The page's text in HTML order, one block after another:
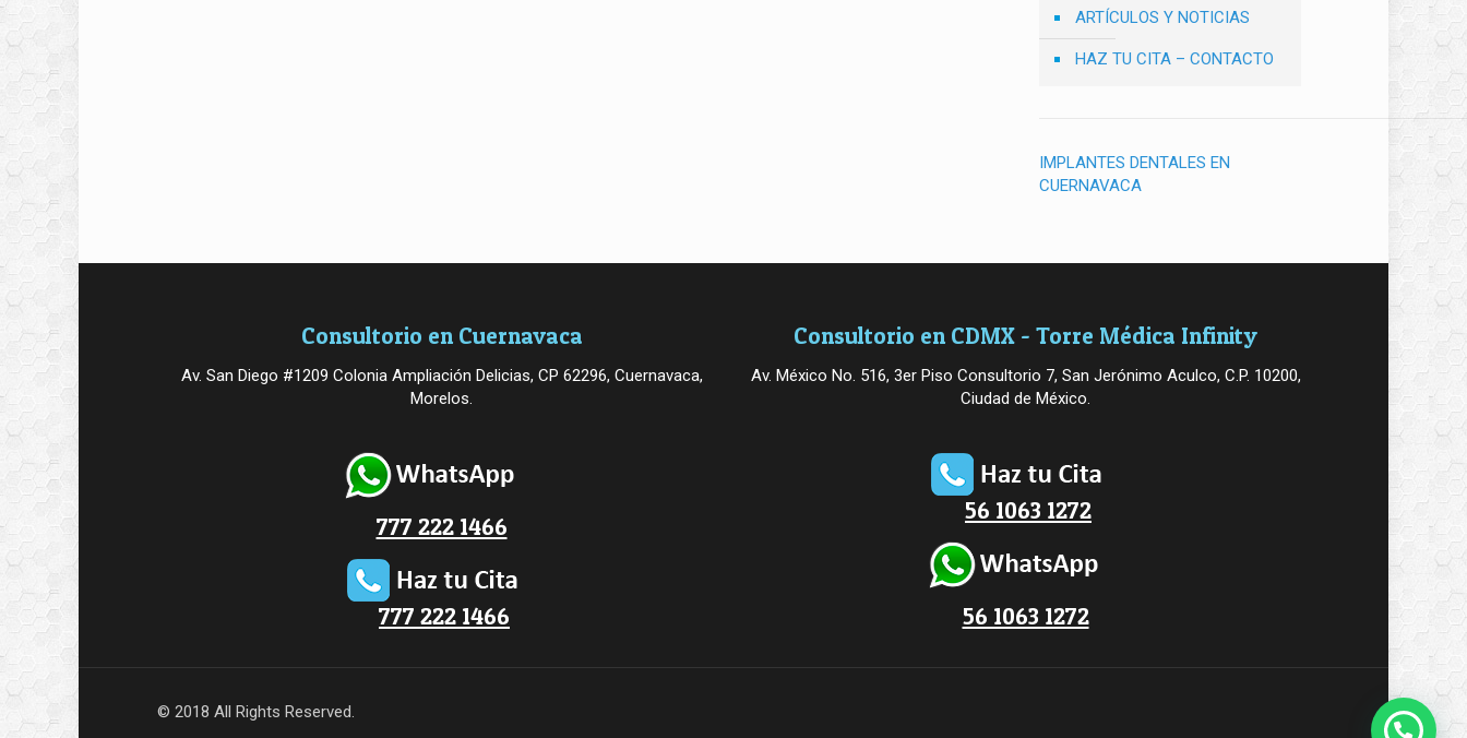
ARTÍCULOS Y NOTICIAS
HAZ TU CITA – CONTACTO
IMPLANTES DENTALES EN
CUERNAVACA
Consultorio en Cuernavaca
Av. San Diego #1209 Colonia Ampliación Delicias, CP 62296, Cuernavaca,
Morelos.
777 222 1466
777 222 1466
Consultorio en CDMX - Torre Médica Infinity
Av. México No. 516, 3er Piso Consultorio 7, San Jerónimo Aculco, C.P. 10200,
Ciudad de México.
56 1063 1272
56 1063 1272
© 2018 All Rights Reserved.